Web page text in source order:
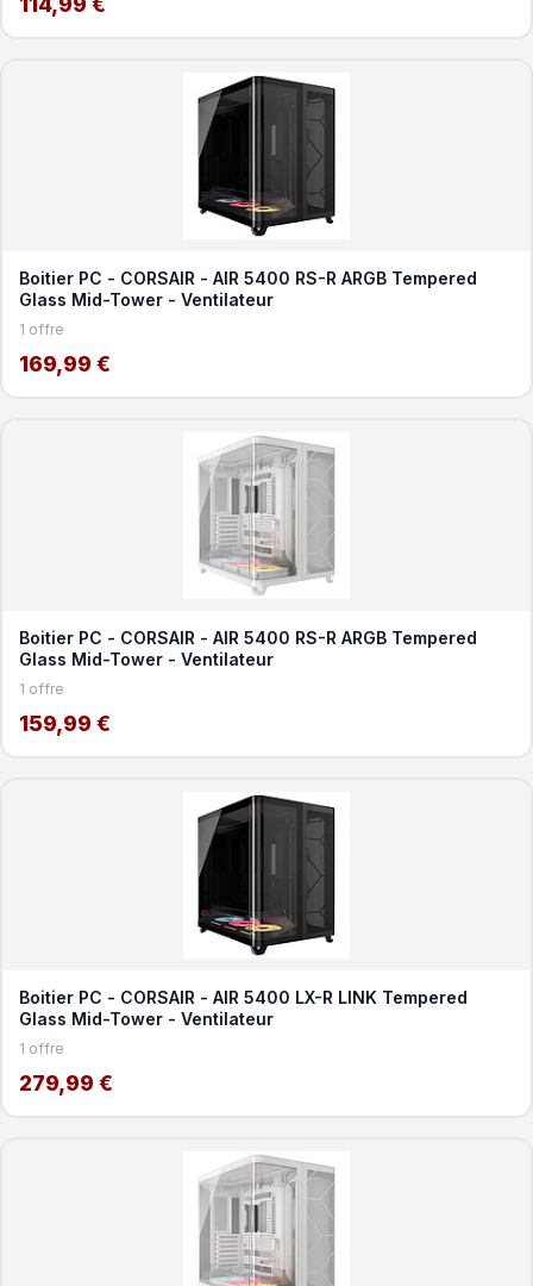
Boitier PC - CORSAIR - AIR 5400 RS-R ARGB Tempered
Glass Mid-Tower - Ventilateur
1 offre
169,99 €
Boitier PC - CORSAIR - AIR 5400 RS-R ARGB Tempered
Glass Mid-Tower - Ventilateur
1 offre
159,99 €
Boitier PC - CORSAIR - AIR 5400 LX-R LINK Tempered
Glass Mid-Tower - Ventilateur
1 offre
279,99 €